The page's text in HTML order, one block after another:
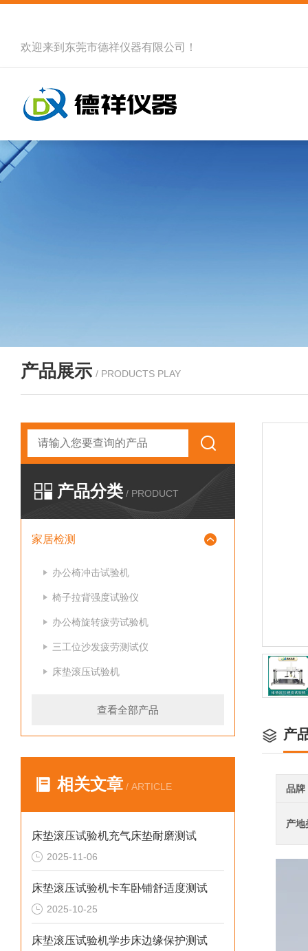
欢迎来到 东莞市德祥仪器有限公司 ！
产品展示 / PRODUCTS PLAY
产品分类 / PRODUCT
家居检测
办公椅冲击试验机
椅子拉背强度试验仪
办公椅旋转疲劳试验机
三工位沙发疲劳测试仪
床垫滚压试验机
查看全部产品
相关文章 / ARTICLE
床垫滚压试验机充气床垫耐磨测试
2025-11-06
床垫滚压试验机卡车卧铺舒适度测试
2025-10-25
床垫滚压试验机学步床边缘保护测试
产
品牌
产地